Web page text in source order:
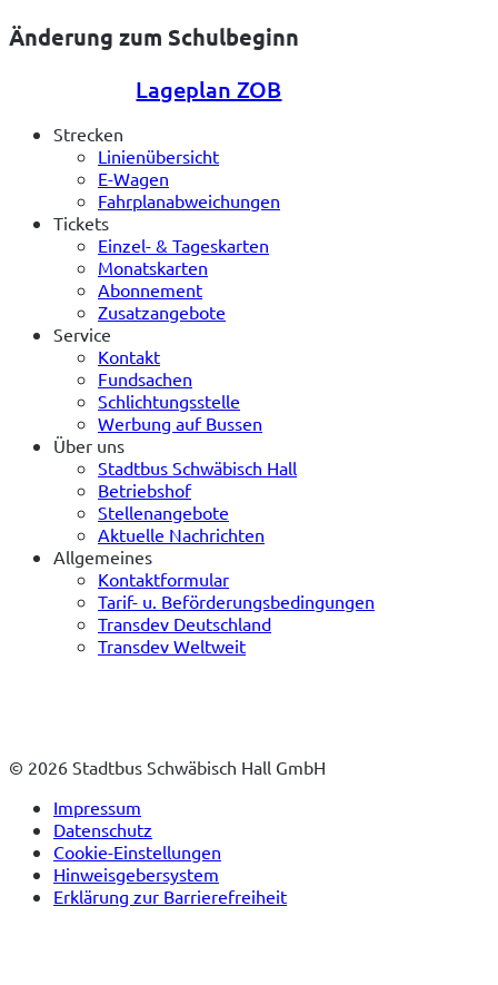
Änderung zum Schulbeginn
Lageplan ZOB
Strecken
Linienübersicht
E-Wagen
Fahrplanabweichungen
Tickets
Einzel- & Tageskarten
Monatskarten
Abonnement
Zusatzangebote
Service
Kontakt
Fundsachen
Schlichtungsstelle
Werbung auf Bussen
Über uns
Stadtbus Schwäbisch Hall
Betriebshof
Stellenangebote
Aktuelle Nachrichten
Allgemeines
Kontaktformular
Tarif- u. Beförderungsbedingungen
Transdev Deutschland
Transdev Weltweit
© 2026 Stadtbus Schwäbisch Hall GmbH
Impressum
Datenschutz
Cookie-Einstellungen
Hinweisgebersystem
Erklärung zur Barrierefreiheit